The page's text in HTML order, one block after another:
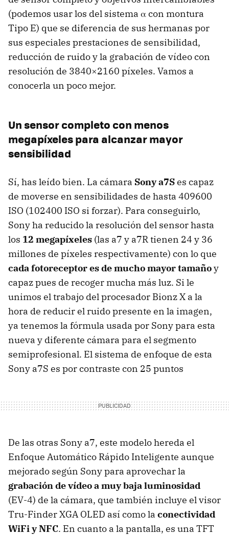
(podemos usar los del sistema α con montura
Tipo E) que se diferencia de sus hermanas por
sus especiales prestaciones de sensibilidad,
reducción de ruido y la grabación de vídeo con
resolución de 3840×2160 píxeles. Vamos a
conocerla un poco mejor.
Un sensor completo con menos
megapíxeles para alcanzar mayor
sensibilidad
Sí, has leído bien. La cámara Sony a7Ses capaz
de moverse en sensibilidades de hasta 409600
ISO (102400 ISO si forzar). Para conseguirlo,
Sony ha reducido la resolución del sensor hasta
los 12 megapíxeles (las a7 y a7R tienen 24 y 36
millones de píxeles respectivamente) con lo que
cada fotoreceptor es de mucho mayor tamañoy
capaz pues de recoger mucha más luz. Si le
unimos el trabajo del procesador Bionz X a la
hora de reducir el ruido presente en la imagen,
ya tenemos la fórmula usada por Sony para esta
nueva y diferente cámara para el segmento
semiprofesional. El sistema de enfoque de esta
Sony a7S es por contraste con 25 puntos
De las otras Sony a7, este modelo hereda el
Enfoque Automático Rápido Inteligente aunque
mejorado según Sony para aprovechar la
grabación de vídeo a muy baja luminosidad
(EV-4) de la cámara, que también incluye el visor
Tru-Finder XGA OLED así como la conectividad
WiFi y NFC. En cuanto a la pantalla, es una TFT